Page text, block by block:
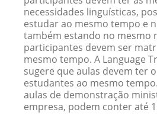
necessidades linguísticas,
estudar ao mesmo tempo e
também estando no mesmo
participantes devem ser
mesmo tempo. A Language
sugere que aulas devem ter
estudantes ao mesmo
aulas de demonstração
empresa, podem conter até